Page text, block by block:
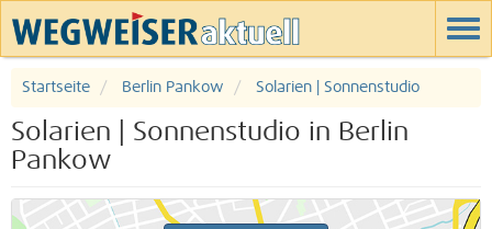
Startseite Berlin Pankow Solarien | Sonnenstudio
Solarien | Sonnenstudio in Berlin
Pankow